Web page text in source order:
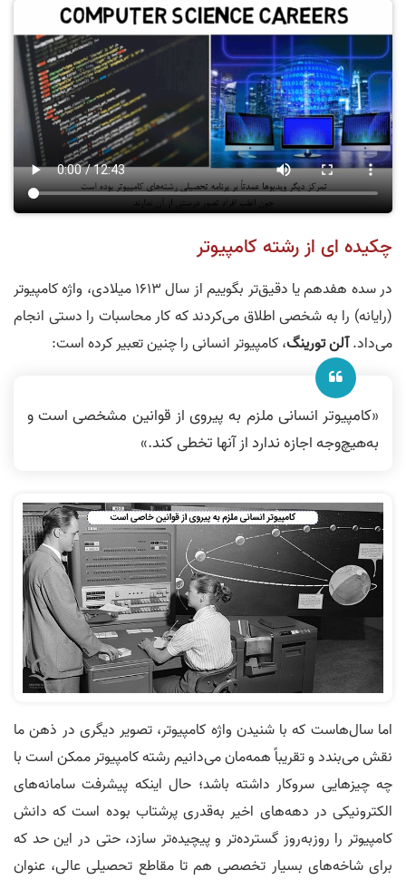
چکیده ای از رشته کامپیوتر
در سده هفدهم یا دقیق‌تر بگوییم از سال 1613 میلادی، واژه کامپیوتر
(رایانه) را به شخصی اطلاق می‌کردند که کار محاسبات را دستی انجام
می‌داد.آلن تورینگ، کامپیوتر انسانی را چنین تعبیر کرده است:
«کامپیوتر انسانی ملزم به پیروی از قوانین مشخصی است و
به‌هیچ‌وجه اجازه ندارد از آنها تخطی کند.»
اما سال‌هاست که با شنیدن واژه کامپیوتر، تصویر دیگری در ذهن ما
نقش می‌بندد و تقریباً همه‌مان می‌دانیم رشته کامپیوتر ممکن است با
چه چیزهایی سر‌و‌کار داشته باشد؛ حال اینکه پیشرفت سامانه‌های
الکترونیکی در دهه‌های اخیر به‌قدری پرشتاب بوده است که دانش
کامپیوتر را روزبه‌روز گسترده‌تر و پیچیده‌تر سازد، حتی در این حد که
برای شاخه‌های بسیار تخصصی هم تا مقاطع تحصیلی عالی، عنوان